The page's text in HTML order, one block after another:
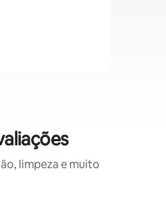
limpeza e muito